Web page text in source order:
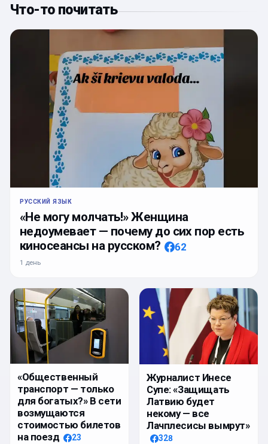
Что-то почитать
РУССКИЙ ЯЗЫК
«Не могу молчать!» Женщина
недоумевает — почему до сих пор есть
киносеансы на русском?
62
1 день
«Общественный
транспорт — только
для богатых?» В сети
возмущаются
стоимостью билетов
на поезд
23
Журналист Инесе
Супе: «Защищать
Латвию будет
некому — все
Лачплесисы вымрут»
328